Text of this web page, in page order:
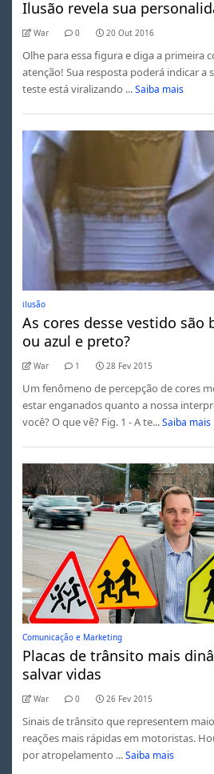
Ilusão revela sua
War 0 20 Out 2016
Olhe para essa figura e diga a primeira
atenção! Sua resposta poderá indicar a
teste está viralizando ... Saiba mais
ilusão
As cores desse vestido são
ou azul e preto?
War 1 28 Fev 2015
Um fenômeno de percepção de cores
estar enganados quanto a nossa
você? O que vê? Fig. 1 - A te... Saiba mais
Comunicação e Marketing
Placas de trânsito mais
salvar vidas
War 0 26 Fev 2015
Sinais de trânsito que representem
reações mais rápidas em motoristas.
por atropelamento ... Saiba mais